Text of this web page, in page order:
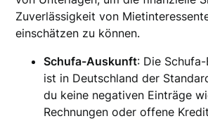
Zuverlässigkeit von
einschätzen zu können.
Schufa-Auskunft: Die
ist in Deutschland der
du keine negativen Einträge
Rechnungen oder offene